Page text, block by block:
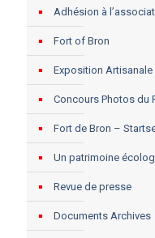
Adhésion à
Fort of Bron
Exposition Artisanale
Concours Photos du
Fort de Bron –
Un patrimoine
Revue de presse
Documents Archives